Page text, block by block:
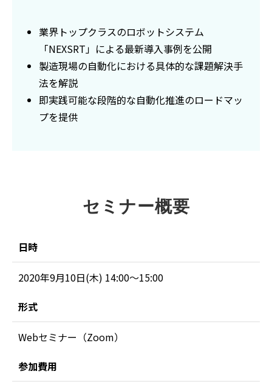
業界トップクラスのロボットシステム
「NEXSRT」による最新導入事例を公開
製造現場の自動化における具体的な課題解決手
法を解説
即実践可能な段階的な自動化推進のロードマッ
プを提供
セミナー概要
日時
2020年9月10日(木) 14:00～15:00
形式
Webセミナー（Zoom）
参加費用